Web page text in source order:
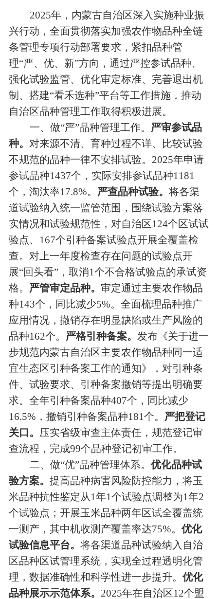
2025年，内蒙古自治区深入实施种业振
兴行动，全面贯彻落实加强农作物品种全链
条管理专项行动部署要求，紧扣品种管
理“严、优、新”方向，通过严控参试品种、
强化试验监管、优化审定标准、完善退出机
制、搭建“看禾选种”平台等工作措施，推动
自治区品种管理工作取得积极进展。
一、 做“严”品种管理工作。 严审参试品
种。 对来源不清、育种过程不详、比较试验
不规范的品种一律不安排试验。 2025年申请
参试品种1437个，实际安排参试品种1181
个，淘汰率17.8%。 严查品种试验。 将各渠
道试验纳入统一监管范围 ，围绕试验方案落
实情况和试验规范性，对自治区124个区试试
验点、 167个引种备案试验点开展全覆盖检
查。对上一年度检查存在问题的试验点开
展“回头看”，取消1个不合格试验点的承试资
格。 严管审定品种。 审定通过主要农作物品
种143个， 同比减少5%。全面梳理品种推广
应用情况，撤销存在明显缺陷或生产风险的
品种162个。 严格引种备案。 发布《关于进一
步规范内蒙古自治区主要农作物品种同一适
宜生态区引种备案工作的通知》，对引种条
件、试验要求、引种备案撤销等提出明确要
求。 全年引种备案品种407个， 同比减少
16.5% ，撤销引种备案品种181个。 严把登记
关口。 压实省级审查主体责任，规范登记审
查流程，完成99个品种登记初审工作。
二、 做“优”品种管理体系。优化品种试
验方案。 提高品种病害风险防控能力，将玉
米品种抗性鉴定从1年1个试验点调整为1年2
个试验点；开展玉米品种两年区试全覆盖统
一测产，其中机收测产覆盖率达75%。优化
试验信息平台。 将各渠道品种试验纳入 自治
区品种区试管理系统，实现全过程透明化管
理，数据准确性和科学性进一步提升。优化
品种展示示范体系。 2025年在自治区12个盟